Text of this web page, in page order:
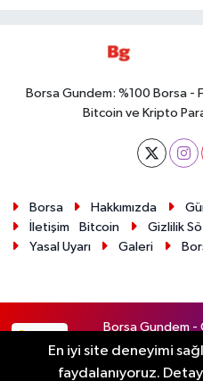
Borsa Gundem: %100 Borsa -
Bitcoin ve Kripto
Borsa Hakkımızda
İletişim
Bitcoin Gizlilik
Yasal Uyarı
Galeri
Borsa Gundem
En iyi site deneyimi
faydalanıyoruz.